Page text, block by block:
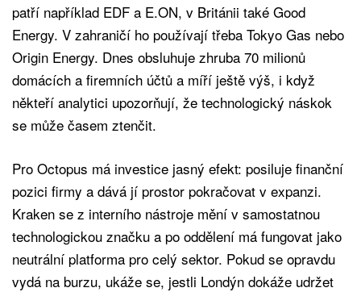
patří například EDF a E.ON, v Británii také Good
Energy. V zahraničí ho používají třeba Tokyo Gas nebo
Origin Energy. Dnes obsluhuje zhruba 70 milionů
domácích a firemních účtů a míří ještě výš, i když
někteří analytici upozorňují, že technologický náskok
se může časem ztenčit.
Pro Octopus má investice jasný efekt: posiluje finanční
pozici firmy a dává jí prostor pokračovat v expanzi.
Kraken se z interního nástroje mění v samostatnou
technologickou značku a po oddělení má fungovat jako
neutrální platforma pro celý sektor. Pokud se opravdu
vydá na burzu, ukáže se, jestli Londýn dokáže udržet